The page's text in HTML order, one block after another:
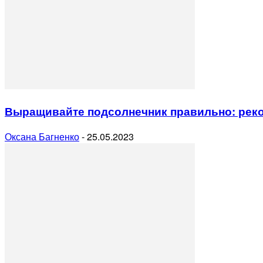
Выращивайте подсолнечник правильно:
Оксана Багненко-25.05.2023